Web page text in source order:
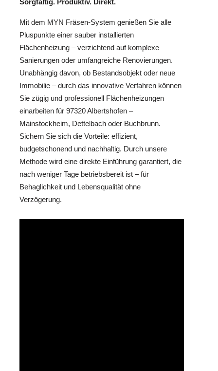
Mit dem MYN Fräsen-System genießen Sie alle
Pluspunkte einer sauber installierten
Flächenheizung – verzichtend auf komplexe
Sanierungen oder umfangreiche Renovierungen.
Unabhängig davon, ob Bestandsobjekt oder neue
Immobilie – durch das innovative Verfahren können
Sie zügig und professionell Flächenheizungen
einarbeiten für 97320 Albertshofen –
Mainstockheim, Dettelbach oder Buchbrunn.
Sichern Sie sich die Vorteile: effizient,
budgetschonend und nachhaltig. Durch unsere
Methode wird eine direkte Einführung garantiert, die
nach weniger Tage betriebsbereit ist – für
Behaglichkeit und Lebensqualität ohne
Verzögerung.